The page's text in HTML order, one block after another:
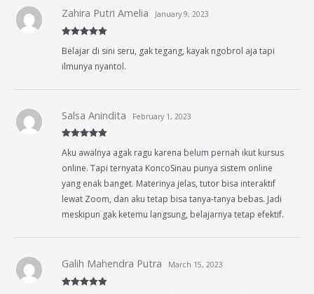
of 5
Zahira Putri Amelia January 9, 2023
Belajar di sini seru, gak tegang, kayak ngobrol aja tapi
ilmunya nyantol.
of 5
Salsa Anindita February 1, 2023
Aku awalnya agak ragu karena belum pernah ikut kursus
online. Tapi ternyata KoncoSinau punya sistem online
yang enak banget. Materinya jelas, tutor bisa interaktif
lewat Zoom, dan aku tetap bisa tanya-tanya bebas. Jadi
meskipun gak ketemu langsung, belajarnya tetap efektif.
Galih Mahendra Putra March 15, 2023